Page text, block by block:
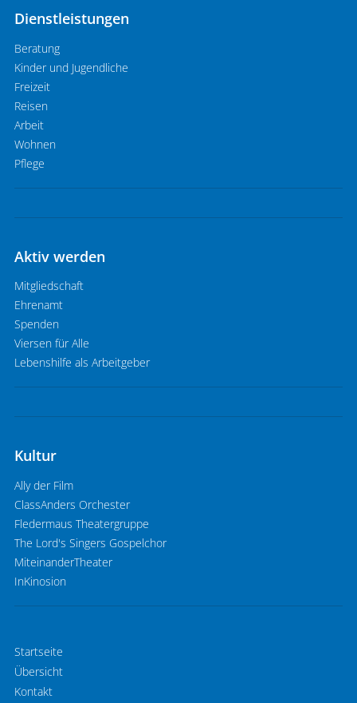
Dienstleistungen
Beratung
Kinder und Jugendliche
Freizeit
Reisen
Arbeit
Wohnen
Pflege
Aktiv werden
Mitgliedschaft
Ehrenamt
Spenden
Viersen für Alle
Lebenshilfe als Arbeitgeber
Kultur
Ally der Film
ClassAnders Orchester
Fledermaus Theatergruppe
The Lord's Singers Gospelchor
MiteinanderTheater
InKinosion
Startseite
Übersicht
Kontakt